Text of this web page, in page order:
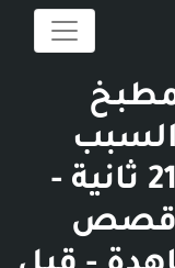
كان 🫢. - 29 دقيقة و21 ثانية -
- قصص